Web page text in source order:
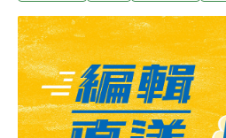
殼，令牠們很多要到季末才達到
月和12月壞天氣拖慢了捕漁，緬
們擔憂。不過對於食客來說，龍
猛的龍蝦通常每磅賣8至10美元
健，客人還是可以很容易就吃到